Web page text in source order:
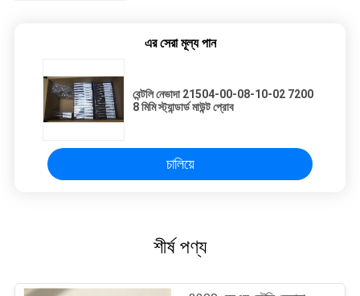
এর সেরা মূল্য পান
বেন্টলি নেভাদা 21504-00-08-10-02 7200
8 মিমি স্ট্যান্ডার্ড মাউন্ট প্রোব
চালিয়ে
শীর্ষ পণ্য